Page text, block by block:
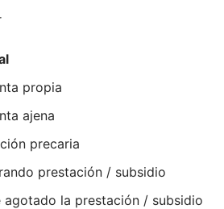
propia
ajena
precaria
prestación / subsidio
agotado la prestación / subsidio